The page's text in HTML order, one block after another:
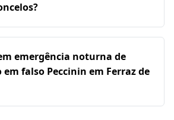
emergência noturna de
falso Peccinin em Ferraz de